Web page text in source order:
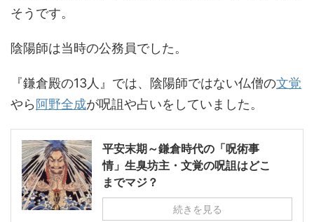
そうです。
陰陽師は当時の公務員でした。
『鎌倉殿の13人』では、陰陽師ではない仏僧の文覚
やら 阿野全成が呪詛や占いをしていました。
平安末期～鎌倉時代の「呪術事
情」生臭坊主・文覚の呪詛はどこ
までマジ？
続きを見る